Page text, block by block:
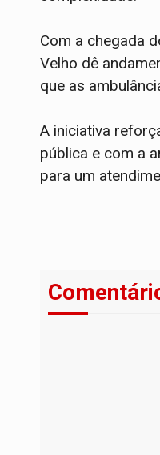
Com a chegada
Velho dê
que as
A iniciativa
pública e com a
para um